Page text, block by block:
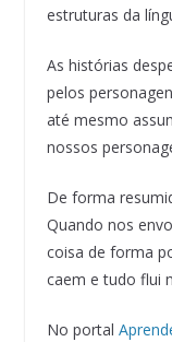
estruturas da
As histórias
pelos
até mesmo
nossos
De forma
Quando nos
coisa de forma
caem e tudo flui
No portal